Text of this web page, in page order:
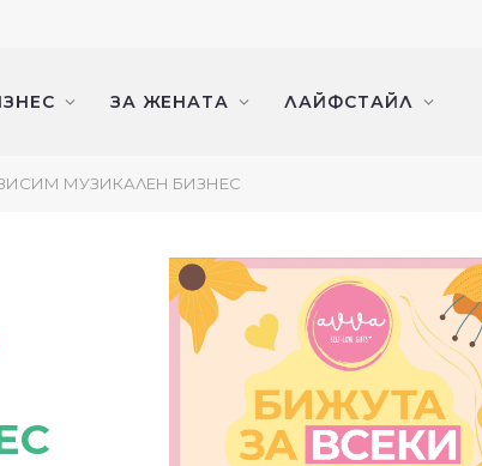
ЗА ЖЕНАТА ЛАЙФСТАЙЛ
МУЗИКАЛЕН БИЗНЕС